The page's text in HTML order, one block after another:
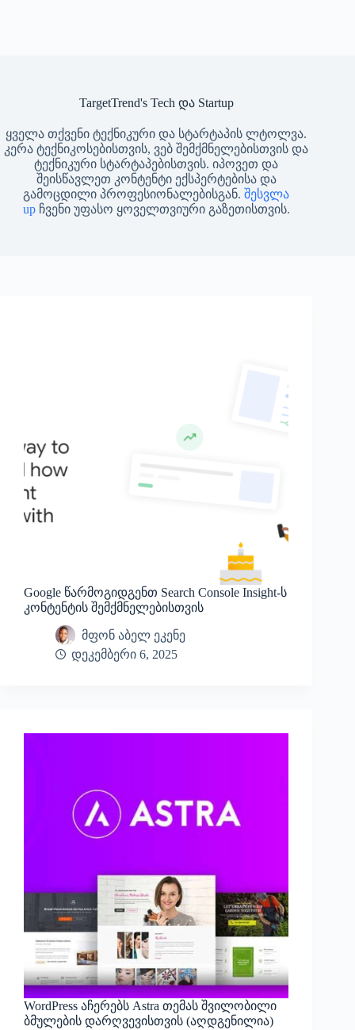
TargetTrend's Tech და Startup
ყველა თქვენი ტექნიკური და სტარტაპის ლტოლვა.
კერა ტექნიკოსებისთვის, ვებ შემქმნელებისთვის და
ტექნიკური სტარტაპებისთვის. იპოვეთ და
შეისწავლეთ კონტენტი ექსპერტებისა და
გამოცდილი პროფესიონალებისგან.შესვლა
upჩვენი უფასო ყოველთვიური გაზეთისთვის.
Google წარმოგიდგენთ Search Console Insight-ს
კონტენტის შემქმნელებისთვის
მფონ აბელ ეკენე
დეკემბერი 6, 2025
WordPress აჩერებს Astra თემას შვილობილი
ბმულების დარღვევისთვის (აღდგენილია)